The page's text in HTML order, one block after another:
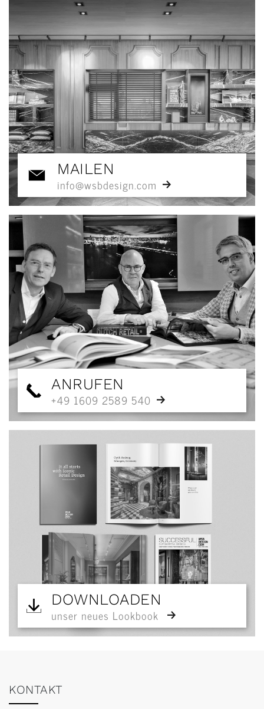
MAILEN
info@wsbdesign.com
ANRUFEN
+49 1609 2589 540
DOWNLOADEN
unser neues Lookbook
KONTAKT